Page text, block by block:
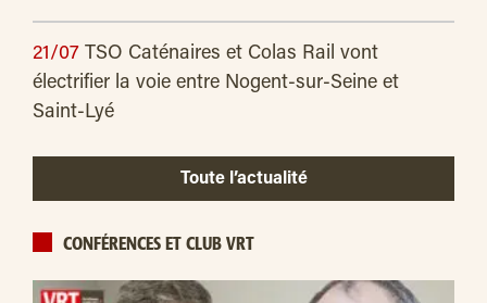
21/07 TSO Caténaires et Colas Rail vont
électrifier la voie entre Nogent-sur-Seine et
Saint-Lyé
Toute l’actualité
CONFÉRENCES ET CLUB VRT